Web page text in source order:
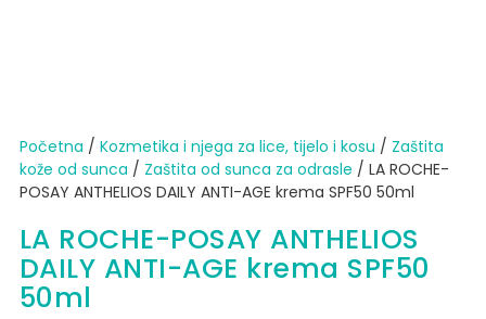
Početna / Kozmetika i njega za lice, tijelo i kosu / Zaštita
kože od sunca​ / Zaštita od sunca za odrasle / LA ROCHE-
POSAY ANTHELIOS DAILY ANTI-AGE krema SPF50 50ml
LA ROCHE-POSAY ANTHELIOS
DAILY ANTI-AGE krema SPF50
50ml